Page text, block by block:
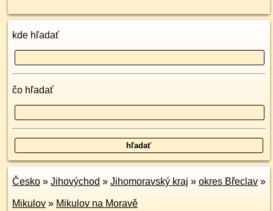
kde hľadať
čo hľadať
Česko » Jihovýchod » Jihomoravský kraj » okres Břeclav »
Mikulov » Mikulov na Moravě